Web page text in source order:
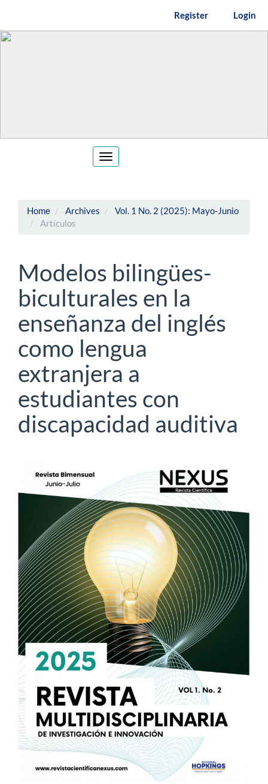
Main
Register Login
Toggle
navigation
Home Archives
Vol. 1 No. 2 (2025): Mayo-Junio
Artículos
Modelos bilingües-
biculturales en la
enseñanza del inglés
como lengua
extranjera a
estudiantes con
discapacidad auditiva
Sidebar